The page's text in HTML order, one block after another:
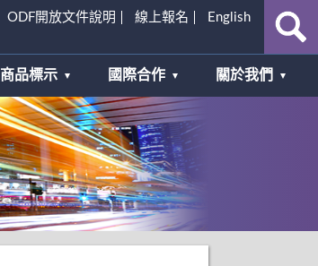
ODF開放文件說明 線上報名 English
商品標示 國際合作 關於我們